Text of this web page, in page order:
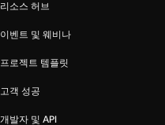
리소스 허브
이벤트 및 웨비나
프로젝트 템플릿
고객 성공
개발자 및 API